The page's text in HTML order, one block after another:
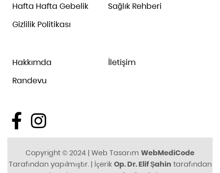
Hafta Hafta Gebelik
Sağlık Rehberi
Gizlilik Politikası
Hakkımda
İletişim
Randevu
Copyright © 2024 | Web Tasarım WebMediCode
Tarafından yapılmıştır. | İçerik Op. Dr. Elif Şahin tarafından